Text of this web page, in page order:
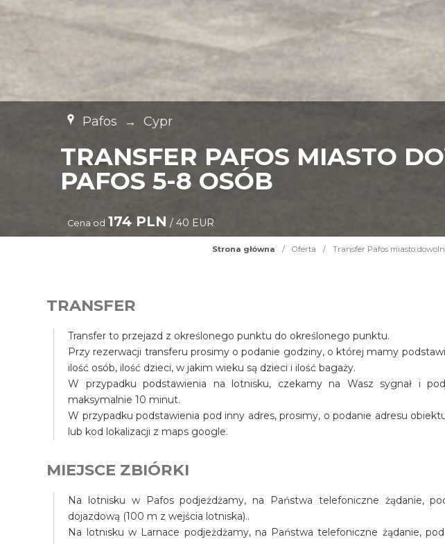
Pafos → Cypr
TRANSFER PAFOS MIASTO
PAFOS 5-8 OSÓB
Cena od 174 PLN / 40 EUR
Strona główna / Oferta / Transfer Pafos miasto
TRANSFER
Transfer to przejazd z określonego punktu do określonego punktu.
Przy rezerwacji transferu prosimy o podanie godziny, o której mamy
ilość osób, ilość dzieci, w jakim wieku są dzieci i ilość bagaży.
W przypadku podstawienia na lotnisku, czekamy na Wasz sygnał i
maksymalnie 10 minut.
W przypadku podstawienia pod inny adres, prosimy, o podanie adresu
lub kod lokalizacji z maps google.
MIEJSCE ZBIÓRKI
Na lotnisku w Pafos podjeżdżamy, na Państwa telefoniczne żądanie,
dojazdową (100 m z wejścia lotniska)..
Na lotnisku w Larnace podjeżdżamy, na Państwa telefoniczne żądanie,